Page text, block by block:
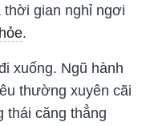
thời gian nghỉ ngơi
.
xuống. Ngũ hành
thường xuyên cãi
thái căng thẳng